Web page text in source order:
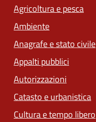
Agricoltura e pesca
Ambiente
Anagrafe e stato civile
Appalti pubblici
Autorizzazioni
Catasto e urbanistica
Cultura e tempo libero